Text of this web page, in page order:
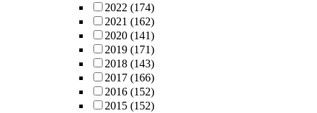
2022 (174)
2021 (162)
2020 (141)
2019 (171)
2018 (143)
2017 (166)
2016 (152)
2015 (152)